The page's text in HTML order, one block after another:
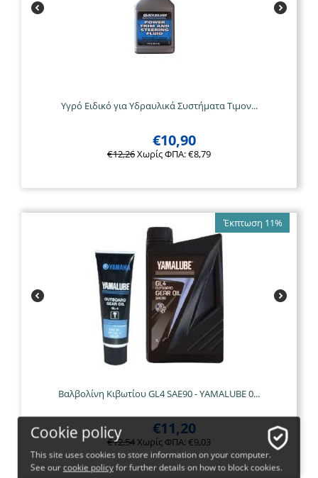
Υγρό Ειδικό για Υδραυλικά Συστήματα Τιμον...
€12,26
€10,90
Χωρίς ΦΠΑ:€8,79
Έκπτωση 11%
Βαλβολίνη Κιβωτίου GL4 SAE90 - YAMALUBE 0...
€12,54
€11,20
Χωρίς ΦΠΑ: €9,03
Cookie policy
This site uses cookies to store information on your computer.
See ourcookie policyfor further details on how to block cookies.